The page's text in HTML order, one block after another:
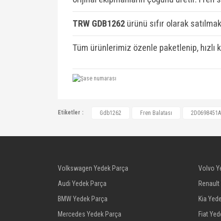
TRW GDB1262 ürünü sıfır olarak
Tüm ürünlerimiz özenle paketlenip,
Etiketler : Gdb1262 Fren Balatası 2D0698451A
Volkswagen Yedek Parça
Audi Yedek Parça
BMW Yedek Parça
Mercedes Yedek Parça
Volvo
Kia
Fiat